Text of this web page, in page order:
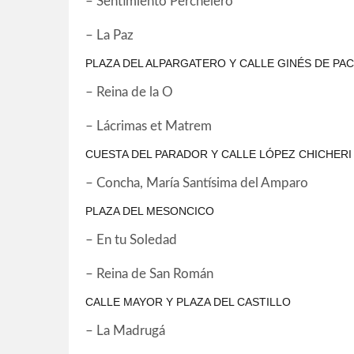
– La Paz
PLAZA DEL ALPARGATERO Y CALLE GINÉS DE
– Reina de la O
– Lácrimas et Matrem
CUESTA DEL PARADOR Y CALLE LÓPEZ CHICHERI
– Concha, María Santísima del Amparo
PLAZA DEL MESONCICO
– En tu Soledad
– Reina de San Román
CALLE MAYOR Y PLAZA DEL CASTILLO
– La Madrugá